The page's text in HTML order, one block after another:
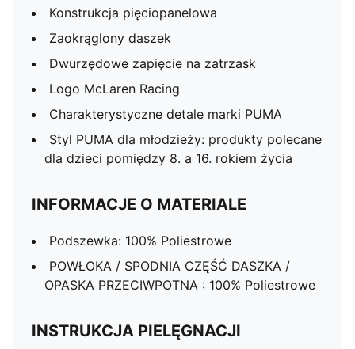
Konstrukcja pięciopanelowa
Zaokrąglony daszek
Dwurzędowe zapięcie na zatrzask
Logo McLaren Racing
Charakterystyczne detale marki PUMA
Styl PUMA dla młodzieży: produkty polecane
dla dzieci pomiędzy 8. a 16. rokiem życia
INFORMACJE O MATERIALE
Podszewka: 100% Poliestrowe
POWŁOKA / SPODNIA CZĘŚĆ DASZKA /
OPASKA PRZECIWPOTNA : 100% Poliestrowe
INSTRUKCJA PIELĘGNACJI